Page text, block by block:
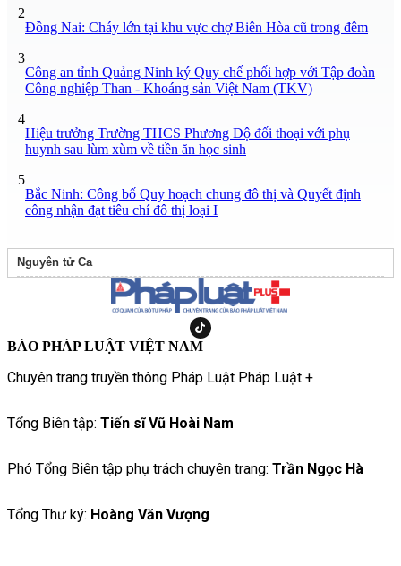
2
Đồng Nai: Cháy lớn tại khu vực chợ Biên Hòa cũ trong đêm
3
Công an tỉnh Quảng Ninh ký Quy chế phối hợp với Tập đoàn
Công nghiệp Than - Khoáng sản Việt Nam (TKV)
4
Hiệu trưởng Trường THCS Phương Độ đối thoại với phụ
huynh sau lùm xùm về tiền ăn học sinh
5
Bắc Ninh: Công bố Quy hoạch chung đô thị và Quyết định
công nhận đạt tiêu chí đô thị loại I
Nguyên tử Ca
BÁO PHÁP LUẬT VIỆT NAM
Chuyên trang truyền thông Pháp Luật Pháp Luật +
Tổng Biên tập: Tiến sĩ Vũ Hoài Nam
Phó Tổng Biên tập phụ trách chuyên trang: Trần Ngọc Hà
Tổng Thư ký: Hoàng Văn Vượng